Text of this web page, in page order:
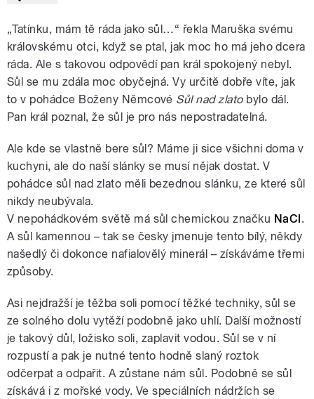
„Tatínku, mám tě ráda jako sůl…“ řekla Maruška svému
královskému otci, když se ptal, jak moc ho má jeho dcera
ráda. Ale s takovou odpovědí pan král spokojený nebyl.
Sůl se mu zdála moc obyčejná. Vy určitě dobře víte, jak
to v pohádce Boženy Němcové Sůl nad zlatobylo dál.
Pan král poznal, že sůl je pro nás nepostradatelná.
Ale kde se vlastně bere sůl? Máme ji sice všichni doma v
kuchyni, ale do naší slánky se musí nějak dostat. V
pohádce sůl nad zlato měli bezednou slánku, ze které sůl
nikdy neubývala.
V nepohádkovém světě má sůl chemickou značku NaCl.
A sůl kamennou – tak se česky jmenuje tento bílý, někdy
našedlý či dokonce nafialovělý minerál – získáváme třemi
způsoby.
Asi nejdražší je těžba soli pomocí těžké techniky, sůl se
ze solného dolu vytěží podobně jako uhlí. Další možností
je takový důl, ložisko soli, zaplavit vodou. Sůl se v ní
rozpustí a pak je nutné tento hodně slaný roztok
odčerpat a odpařit. A zůstane nám sůl. Podobně se sůl
získává i z mořské vody. Ve speciálních nádržích se